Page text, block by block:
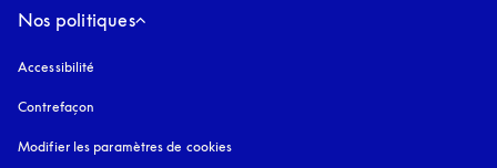
Nos politiques
Accessibilité
Contrefaçon
Modifier les paramètres de cookies